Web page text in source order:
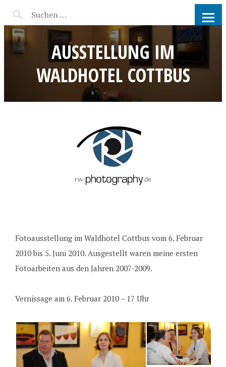
RW-PHOTOGRAPHY |
FOTOGRAFIN COTTBUS UND
UMGEBUNG
AUSSTELLUNG IM
WALDHOTEL COTTBUS
Fotoausstellung im Waldhotel Cottbus vom 6. Februar
2010 bis 5. Juni 2010. Ausgestellt waren meine ersten
Fotoarbeiten aus den Jahren 2007-2009.
Vernissage am 6. Februar 2010 – 17 Uhr